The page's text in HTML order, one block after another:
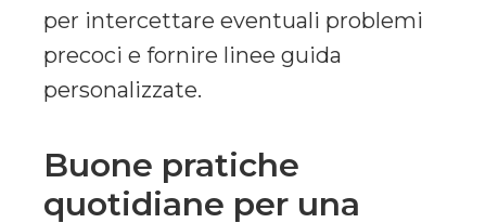
per intercettare eventuali problemi
precoci e fornire linee guida
personalizzate.
Buone pratiche
quotidiane per una